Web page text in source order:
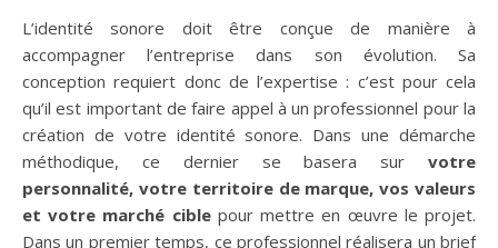
L’identité sonore doit être conçue de manière à
accompagner l’entreprise dans son évolution. Sa
conception requiert donc de l’expertise : c’est pour cela
qu’il est important de faire appel à un professionnel pour la
création de votre identité sonore. Dans une démarche
méthodique, ce dernier se basera sur votre
personnalité, votre territoire de marque, vos valeurs
et votre marché ciblepour mettre en œuvre le projet.
Dans un premier temps, ce professionnel réalisera un brief